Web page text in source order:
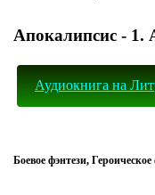
Апокалипсис - 1.
Аудиокнига на
Боевое фэнтези, Героическое